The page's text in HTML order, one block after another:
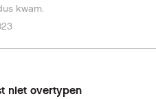
kwam.
niet overtypen